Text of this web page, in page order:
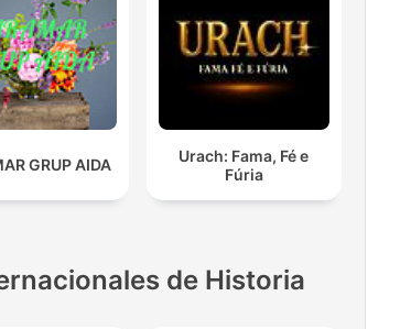
GRUP AIDA
Urach: Fama, Fé e
Fúria
de Historia